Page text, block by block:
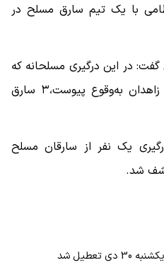
با یک تیم سارق مسلح در
در این درگیری مسلحانه که
در خیابان بزرگمهر و جانبازان زاهدان به‌وقوع پیوست،۳ سارق
یک نفر از سارقان مسلح
شد